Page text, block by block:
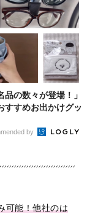
品の数々が登場！」
すすめお出かけグッ
by
可能！他社のは